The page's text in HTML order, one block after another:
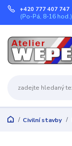
+420 777 407 747
(Po-Pá, 8-16 hod.)
Civilní stavby